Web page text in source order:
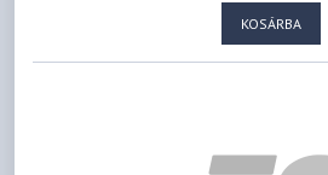
KOSÁRBA